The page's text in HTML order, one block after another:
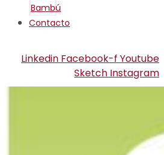
Bambú
Contacto
Linkedin Facebook-f Youtube
Sketch Instagram